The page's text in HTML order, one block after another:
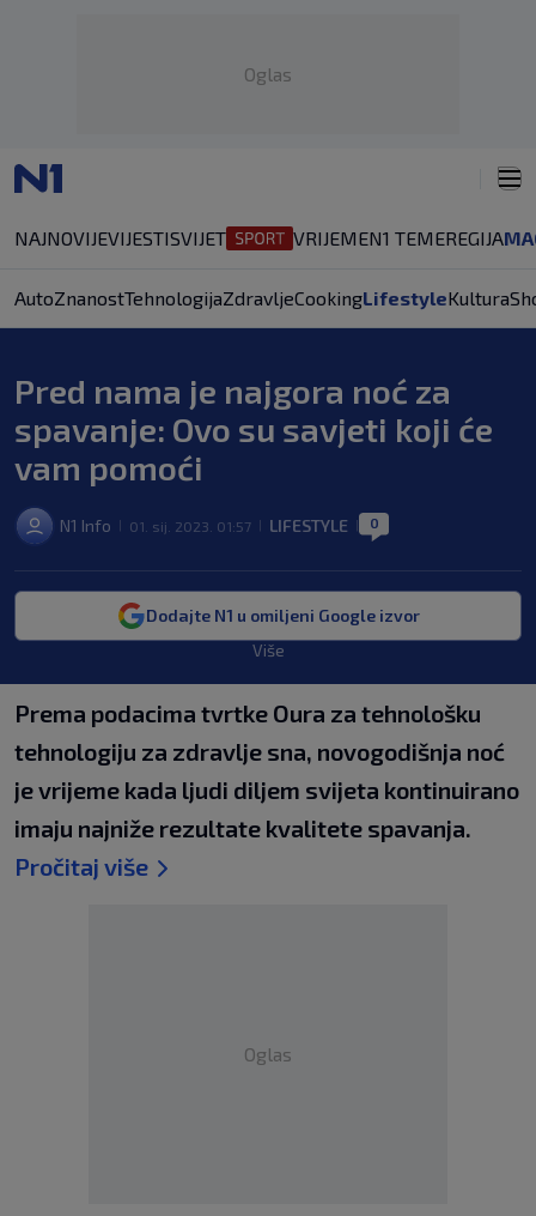
Oglas
NAJNOVIJEVIJESTISVIJET VRIJEMEN1 TEMEREGIJA
AutoZnanostTehnologijaZdravljeCookingLifestyleKultura
Pred nama je najgora noć za
spavanje: Ovo su savjeti koji će
vam pomoći
N1 Info 01. sij. 2023. 01:57 LIFESTYLE 0
Dodajte N1 u omiljeni Google izvor
Više
Prema podacima tvrtke Oura za tehnološku
tehnologiju za zdravlje sna, novogodišnja noć
je vrijeme kada ljudi diljem svijeta kontinuirano
imaju najniže rezultate kvalitete spavanja.
Pročitaj više
Oglas